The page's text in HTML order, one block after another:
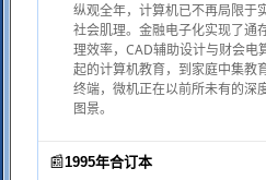
纵观全年，计算机已不再局限于
社会肌理。金融电子化实现了通
理效率，CAD辅助设计与财会电
起的计算机教育，到家庭中集教
终端，微机正在以前所未有的深
图景。
📰1995年合订本